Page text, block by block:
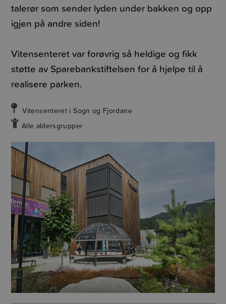
talerør som sender lyden under bakken og opp
igjen på andre siden!
Vitensenteret var forøvrig så heldige og fikk
støtte av Sparebankstiftelsen for å hjelpe til å
realisere parken.
Vitensenteret i Sogn og Fjordane
Alle aldersgrupper